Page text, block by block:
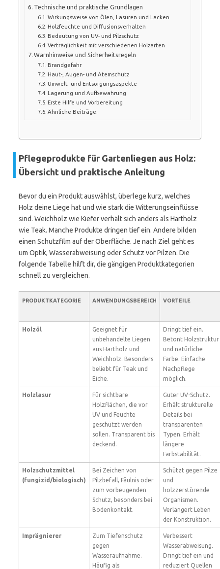
Technische und praktische Grundlagen
Wirkungsweise von Ölen, Lasuren und Lacken
Holzfeuchte und Diffusionsverhalten
Bedeutung von UV- und Pilzschutz
Verträglichkeit mit verschiedenen Holzarten
Warnhinweise und Sicherheitsregeln
Brandgefahr
Haut-, Augen- und Atemschutz
Umwelt- und Entsorgungsaspekte
Lagerung und Aufbewahrung
Erste Hilfe und Vorbereitung
Ähnliche Beiträge:
Pflegeprodukte für Gartenliegen aus Holz:
Übersicht und praktische Anleitung
Bevor du ein Produkt auswählst, überlege kurz, welches
Holz deine Liege hat und wie stark die Witterungseinflüsse
sind. Weichholz wie Kiefer verhält sich anders als Hartholz
wie Teak. Manche Produkte dringen tief ein. Andere bilden
einen Schutzfilm auf der Oberfläche. Je nach Ziel geht es
um Optik, Wasserabweisung oder Schutz vor Pilzen. Die
folgende Tabelle hilft dir, die gängigen Produktkategorien
schnell zu vergleichen.
PRODUKTKATEGORIE ANWENDUNGSBEREICH VORTEILE
Holzöl
Geeignet für
unbehandelte Liegen
aus Hartholz und
Weichholz. Besonders
beliebt für Teak und
Eiche.
Dringt tief ein.
Betont Holzstruktur
und natürliche
Farbe. Einfache
Nachpflege
möglich.
Holzlasur
Für sichtbare
Holzflächen, die vor
UV und Feuchte
geschützt werden
sollen. Transparent bis
deckend.
Guter UV-Schutz.
Erhält strukturelle
Details bei
transparenten
Typen. Erhält
längere
Farbstabilität.
Holzschutzmittel
(fungizid/biologisch)
Bei Zeichen von
Pilzbefall, Fäulnis oder
zum vorbeugenden
Schutz, besonders bei
Bodenkontakt.
Schützt gegen Pilze
und
holzzerstörende
Organismen.
Verlängert Leben
der Konstruktion.
Imprägnierer
Zum Tiefenschutz
gegen
Wasseraufnahme.
Häufig als
Verbessert
Wasserabweisung.
Dringt tief ein und
reduziert Quellen